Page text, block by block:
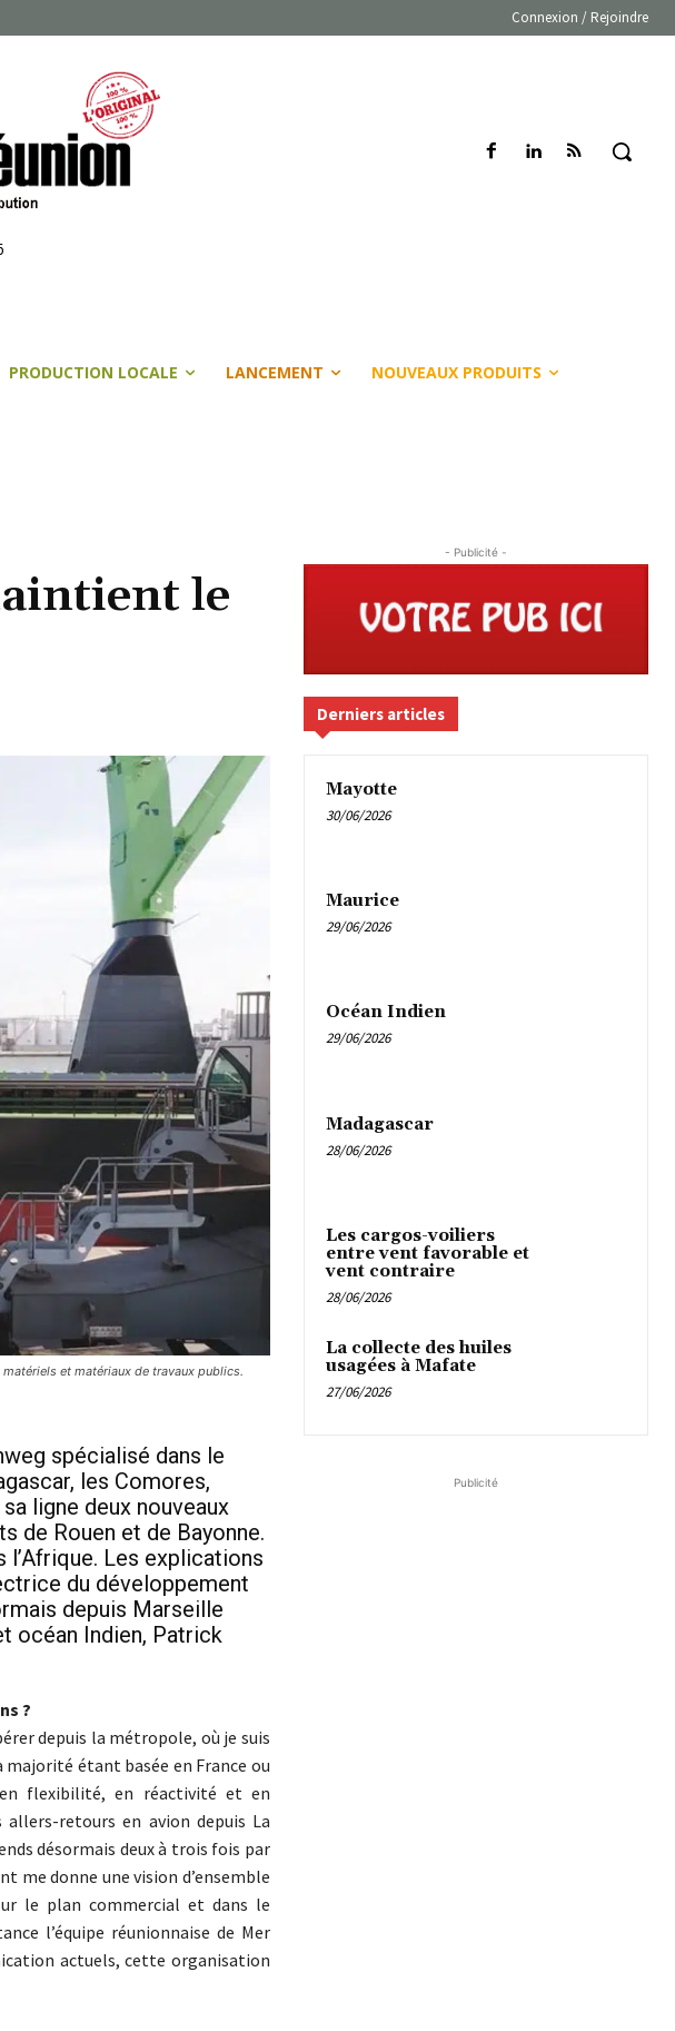
Connexion / Rejoindre
PRODUCTION LOCALE LANCEMENT NOUVEAUX PRODUITS
le
et matériaux de travaux publics.
spécialisé dans le
les Comores,
ligne deux nouveaux
de Rouen et de Bayonne.
l’Afrique. Les explications
du développement
depuis Marseille
océan Indien, Patrick
?
depuis la métropole, où je suis
majorité étant basée en France ou
flexibilité, en réactivité et en
retours en avion depuis La
désormais deux à trois fois par
me donne une vision d’ensemble
le plan commercial et dans le
l’équipe réunionnaise de Mer
actuels, cette organisation
- Publicité -
Derniers articles
Mayotte
30/06/2026
Maurice
29/06/2026
Océan Indien
29/06/2026
Madagascar
28/06/2026
Les cargos-voiliers
entre vent favorable et
vent contraire
28/06/2026
La collecte des huiles
usagées à Mafate
27/06/2026
Publicité